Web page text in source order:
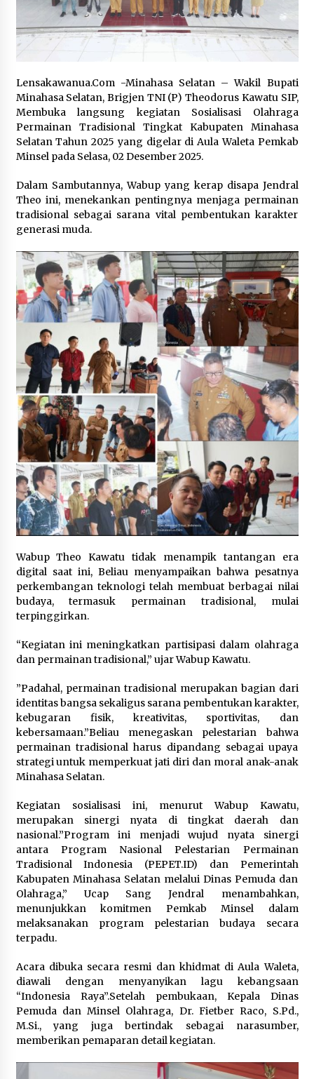
March 27, 2024
Jokowi: Pembangunan Kantor Presiden di IKN
Jokowi Bantah Intervensi Kasus Korupsi E-KTP
December 8, 2023
Kemenkes Gelar Imunisasi Tambahan Polio di
Jateng dan Jatim
January 31, 2024
dalam Gaet Korban
July 30, 2023
Jokowi Lantik Keponakan Prabowo Jadi Wamen
Keuangan
July 24, 2024
Lensakawanua.Com -Minahasa Selatan – Wakil Bupati
Minahasa Selatan, Brigjen TNI (P) Theodorus Kawatu SIP,
Membuka langsung kegiatan Sosialisasi Olahraga
Permainan Tradisional Tingkat Kabupaten Minahasa
Selatan Tahun 2025 yang digelar di Aula Waleta Pemkab
Minsel pada Selasa, 02 Desember 2025.‎‎
Dalam Sambutannya, Wabup yang kerap disapa Jendral
Theo ini, menekankan pentingnya menjaga permainan
tradisional sebagai sarana vital pembentukan karakter
generasi muda.‎‎‎
Wabup Theo Kawatu tidak menampik tantangan era
digital saat ini, Beliau menyampaikan bahwa pesatnya
perkembangan teknologi telah membuat berbagai nilai
budaya, termasuk permainan tradisional, mulai
terpinggirkan.‎‎
“Kegiatan ini meningkatkan partisipasi dalam olahraga
dan permainan tradisional,” ujar Wabup Kawatu.
‎‎”Padahal, permainan tradisional merupakan bagian dari
identitas bangsa sekaligus sarana pembentukan karakter,
kebugaran fisik, kreativitas, sportivitas, dan
kebersamaan.”Beliau menegaskan pelestarian bahwa
permainan tradisional harus dipandang sebagai upaya
strategi untuk memperkuat jati diri dan moral anak-anak
Minahasa Selatan.‎‎‎
Kegiatan sosialisasi ini, menurut Wabup Kawatu,
merupakan sinergi nyata di tingkat daerah dan
nasional.‎”Program ini menjadi wujud nyata sinergi
antara Program Nasional Pelestarian Permainan
Tradisional Indonesia (PEPET.ID) dan Pemerintah
Kabupaten Minahasa Selatan melalui Dinas Pemuda dan
Olahraga,” Ucap Sang Jendral menambahkan,
menunjukkan komitmen Pemkab Minsel dalam
melaksanakan program pelestarian budaya secara
terpadu.‎‎‎
Acara dibuka secara resmi dan khidmat di Aula Waleta,
diawali dengan menyanyikan lagu kebangsaan
“Indonesia Raya”.‎Setelah pembukaan, Kepala Dinas
Pemuda dan Minsel Olahraga, Dr. Fietber Raco, S.Pd.,
M.Si., yang juga bertindak sebagai narasumber,
memberikan pemaparan detail kegiatan.‎‎